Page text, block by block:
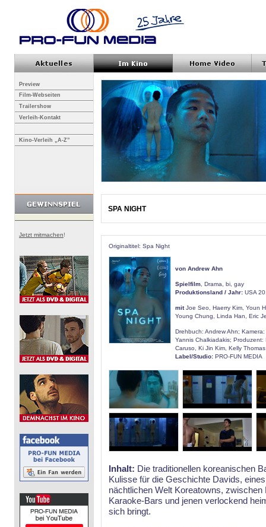
Preview
Film-Webseiten
Trailershow
Verleih-Kontakt
Kino-Verleih „A-Z”
Jetzt mitmachen!
SPA NIGHT
Originaltitel: Spa Night
von Andrew Ahn
Spielfilm , Drama, bi, gay
Produktionsland / Jahr: USA
mitJoe Seo, Haerry Kim, Youn
Young Chung, Linda Han, Eric
Drehbuch: Andrew Ahn;
Yannis Chalkiadakis; Produzent:
Caruso, Ki Jin Kim, Kelly Thomas
Label/Studio: PRO-FUN MEDIA
Inhalt: Die traditionellen koreanischen
Kulisse für die Geschichte Davids,
nächtlichen Welt Koreatowns,
Karaoke-Bars und jenen verlockend
sich bringt.